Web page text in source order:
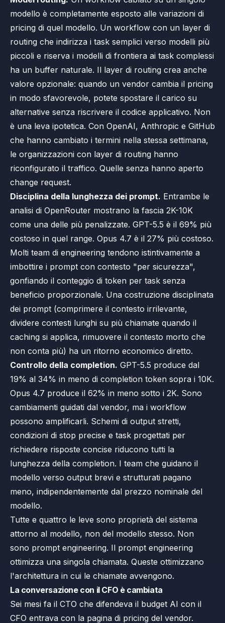
modello è completamente esposto alle variazioni di
pricing di quel modello. Un workflow con un layer di
routing che indirizza i task semplici verso modelli più
piccoli e riserva i modelli di frontiera ai task complessi
ha un buffer naturale. Il layer di routing crea anche
valore opzionale: quando un vendor cambia il pricing
in modo sfavorevole, potete spostare il carico su
alternative senza riscrivere il codice applicativo. Non
è una leva ipotetica. Con OpenAI, Anthropic e GitHub
che hanno cambiato i termini nella stessa settimana,
le organizzazioni con layer di routing hanno
riconfigurato il traffico. Quelle senza hanno aperto
change request.
Disciplina della lunghezza dei prompt. Entrambe le
analisi di OpenRouter mostrano la fascia 2K-10K
come una delle più penalizzate. GPT-5.5 è il 69% più
costoso in quel range. Opus 4.7 è il 27% più costoso.
Molti team di engineering tendono istintivamente a
imbottire i prompt con contesto "per sicurezza",
gonfiando il conteggio di token per task senza
beneficio proporzionale. Una costruzione disciplinata
dei prompt (comprimere il contesto irrilevante,
dividere contesti lunghi su più chiamate quando il
caching si applica, rimuovere il contesto morto che
non conta più) ha un ritorno economico diretto.
Controllo della completion. GPT-5.5 produce dal
19% al 34% in meno di completion token sopra i 10K.
Opus 4.7 produce il 62% in meno sotto i 2K. Sono
cambiamenti guidati dal vendor, ma i workflow
possono amplificarli. Schemi di output stretti,
condizioni di stop precise e task progettati per
richiedere risposte concise riducono tutti la
lunghezza della completion. I team che guidano il
modello verso output brevi e strutturati pagano
meno, indipendentemente dal prezzo nominale del
modello.
Tutte e quattro le leve sono proprietà del sistema
attorno al modello, non del modello stesso. Non
sono prompt engineering. Il prompt engineering
ottimizza una singola chiamata. Queste ottimizzano
l'architettura in cui le chiamate avvengono.
La conversazione con il CFO è cambiata
Sei mesi fa il CTO che difendeva il budget AI con il
CFO entrava con la pagina di pricing del vendor.